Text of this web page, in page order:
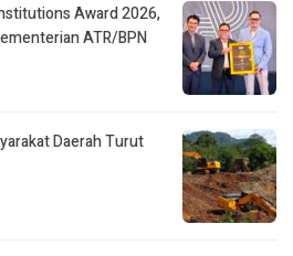
Award 2026,
ATR/BPN
Daerah Turut